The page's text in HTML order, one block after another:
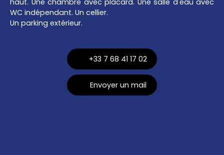
haut. Une chambre avec placard. Une salle d'eau avec
WC indépendant. Un cellier.
Un parking extérieur.
+33 7 68 41 17 02
Envoyer un mail